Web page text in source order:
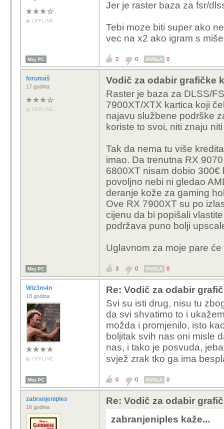
OFFLINE
Jer je raster baza za fsr/
Tebi moze biti super ako
vec na x2 ako igram s
Moj PC 2 0 HVALA 0
forumaš
17 godina
OFFLINE
Vodič za odabir grafičke
Raster je baza za DLSS/
7900XT/XTX kartica koji
najavu službene podrške
koriste to svoi, niti znaju
Tak da nema tu više
imao. Da trenutna RX
6800XT nisam dobio
povoljno nebi ni gledao
deranje kože za gaming
Ove RX 7900XT su po
cijenu da bi popišali
podržava puno bolji
Uglavnom za moje pare
Moj PC 3 0 HVALA 0
Wiz3m4n
18 godina
OFFLINE
Re: Vodič za odabir
Svi su isti drug, nisu tu
da svi shvatimo to i
možda i promjenilo, isto
boljitak svih nas oni misle
nas, i tako je posvuda,
svjež zrak tko ga ima
Moj PC 0 0 HVALA 0
zabranjeniples
16 godina
Re: Vodič za odabir
zabranjeniples kaže...